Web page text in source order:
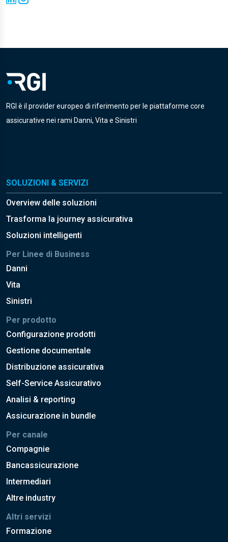
RGI è il provider europeo di riferimento per le piattaforme core
assicurative nei rami Danni, Vita e Sinistri
SOLUZIONI & SERVIZI
Overview delle soluzioni
Trasforma la journey assicurativa
Soluzioni intelligenti
Per Linee di Business
Danni
Vita
Sinistri
Per prodotto
Configurazione prodotti
Gestione documentale
Distribuzione assicurativa
Self-Service Assicurativo
Analisi & reporting
Assicurazione in bundle
Per canale
Compagnie
Bancassicurazione
Intermediari
Altre industry
Altri servizi
Formazione